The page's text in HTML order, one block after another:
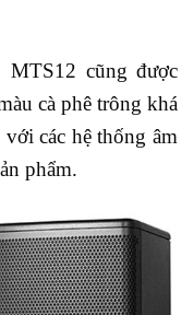
cũng được
cà phê trông khá
các hệ thống âm
phẩm.